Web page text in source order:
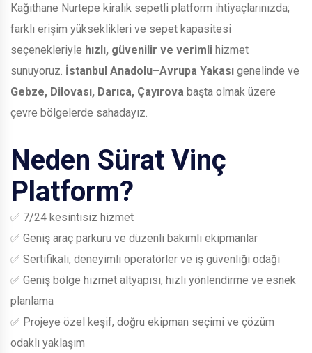
Kağıthane Nurtepe kiralık sepetli platform ihtiyaçlarınızda;
farklı erişim yükseklikleri ve sepet kapasitesi
seçenekleriyle hızlı, güvenilir ve verimli hizmet
sunuyoruz. İstanbul Anadolu–Avrupa Yakası genelinde ve
Gebze, Dilovası, Darıca, Çayırova başta olmak üzere
çevre bölgelerde sahadayız.
Neden Sürat Vinç
Platform?
✅ 7/24 kesintisiz hizmet
✅ Geniş araç parkuru ve düzenli bakımlı ekipmanlar
✅ Sertifikalı, deneyimli operatörler ve iş güvenliği odağı
✅ Geniş bölge hizmet altyapısı, hızlı yönlendirme ve esnek
planlama
✅ Projeye özel keşif, doğru ekipman seçimi ve çözüm
odaklı yaklaşım